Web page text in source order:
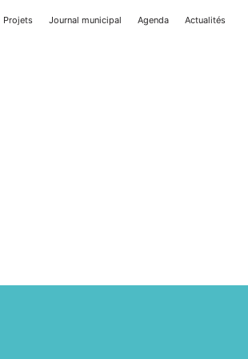
Projets Journal municipal Agenda Actualités